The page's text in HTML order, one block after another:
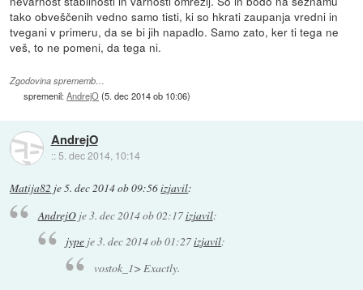
tako obveščenih vedno samo tisti, ki so hkrati zaupanja vredni in
tvegani v primeru, da se bi jih napadlo. Samo zato, ker ti tega ne
veš, to ne pomeni, da tega ni.
Zgodovina sprememb…
spremenil:AndrejO(5. dec 2014 ob 10:06)
AndrejO
:: 5. dec 2014, 10:14
Matija82 je5. dec 2014 ob 09:56izjavil:
AndrejOje3. dec 2014 ob 02:17izjavil:
jype je3. dec 2014 ob 01:27izjavil:
vostok_1> Exactly.